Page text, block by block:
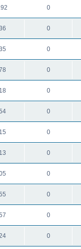
0
0
0
0
0
0
0
0
0
0
0
0